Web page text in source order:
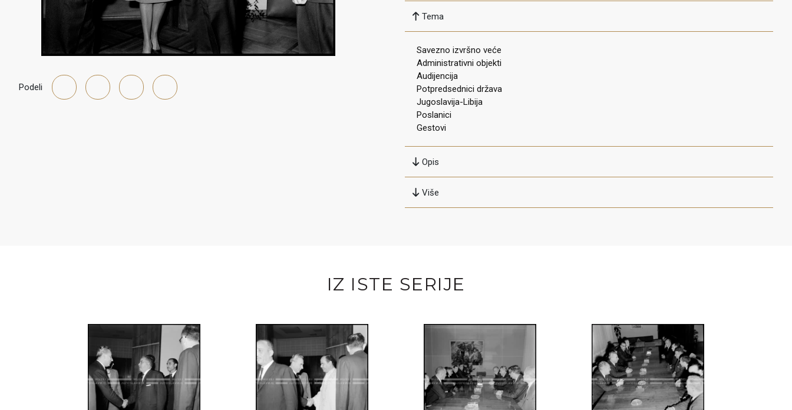
Podeli
Tema
Savezno izvršno veće
Administrativni objekti
Audijencija
Potpredsednici država
Jugoslavija-Libija
Poslanici
Gestovi
Opis
Više
IZ ISTE SERIJE